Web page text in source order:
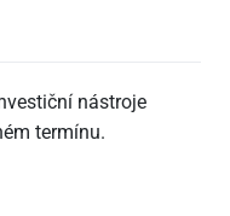
nástroje
termínu.